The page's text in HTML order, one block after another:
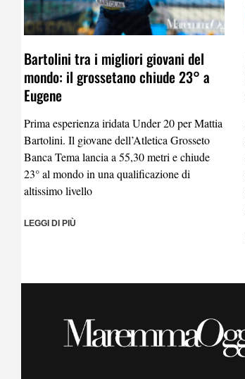
Bartolini tra i migliori giovani del
mondo: il grossetano chiude 23° a
Eugene
Prima esperienza iridata Under 20 per Mattia
Bartolini. Il giovane dell’Atletica Grosseto
Banca Tema lancia a 55,30 metri e chiude
23° al mondo in una qualificazione di
altissimo livello
LEGGI DI PIÙ